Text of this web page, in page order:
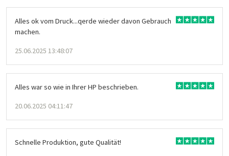
Alles ok vom Druck...qerde wieder davon Gebrauch
machen.
25.06.2025 13:48:07
Alles war so wie in Ihrer HP beschrieben.
20.06.2025 04:11:47
Schnelle Produktion, gute Qualität!